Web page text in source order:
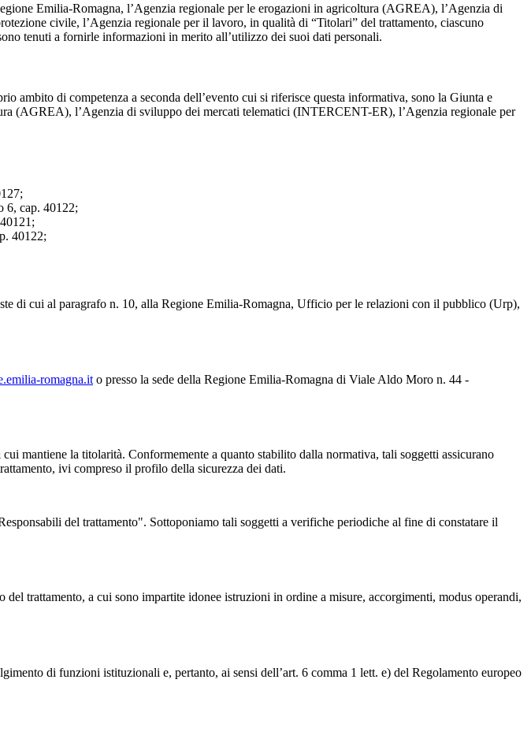
Emilia-Romagna, l’Agenzia regionale per le erogazioni in agricoltura (AGREA), l’Agenzia di
civile, l’Agenzia regionale per il lavoro, in qualità di “Titolari” del trattamento, ciascuno
tenuti a fornirle informazioni in merito all’utilizzo dei suoi dati personali.
ambito di competenza a seconda dell’evento cui si riferisce questa informativa, sono la Giunta e
(AGREA), l’Agenzia di sviluppo dei mercati telematici (INTERCENT-ER), l’Agenzia regionale per
6, cap. 40122;
40122;
di cui al paragrafo n. 10, alla Regione Emilia-Romagna, Ufficio per le relazioni con il pubblico (Urp),
romagna.it o presso la sede della Regione Emilia-Romagna di Viale Aldo Moro n. 44 -
mantiene la titolarità. Conformemente a quanto stabilito dalla normativa, tali soggetti assicurano
ivi compreso il profilo della sicurezza dei dati.
del trattamento". Sottoponiamo tali soggetti a verifiche periodiche al fine di constatare il
trattamento, a cui sono impartite idonee istruzioni in ordine a misure, accorgimenti, modus operandi,
di funzioni istituzionali e, pertanto, ai sensi dell’art. 6 comma 1 lett. e) del Regolamento europeo